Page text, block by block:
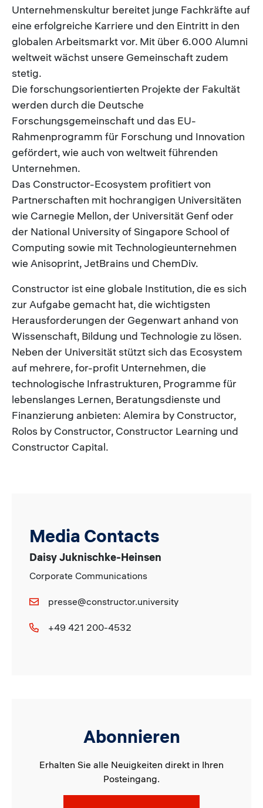
Unternehmenskultur bereitet junge Fachkräfte auf
eine erfolgreiche Karriere und den Eintritt in den
globalen Arbeitsmarkt vor. Mit über 6.000 Alumni
weltweit wächst unsere Gemeinschaft zudem
stetig.
Die forschungsorientierten Projekte der Fakultät
werden durch die Deutsche
Forschungsgemeinschaft und das EU-
Rahmenprogramm für Forschung und Innovation
gefördert, wie auch von weltweit führenden
Unternehmen.
Das Constructor-Ecosystem profitiert von
Partnerschaften mit hochrangigen Universitäten
wie Carnegie Mellon, der Universität Genf oder
der National University of Singapore School of
Computing sowie mit Technologieunternehmen
wie Anisoprint, JetBrains und ChemDiv.
Constructor ist eine globale Institution, die es sich
zur Aufgabe gemacht hat, die wichtigsten
Herausforderungen der Gegenwart anhand von
Wissenschaft, Bildung und Technologie zu lösen.
Neben der Universität stützt sich das Ecosystem
auf mehrere, for-profit Unternehmen, die
technologische Infrastrukturen, Programme für
lebenslanges Lernen, Beratungsdienste und
Finanzierung anbieten: Alemira by Constructor,
Rolos by Constructor, Constructor Learning und
Constructor Capital.
Media Contacts
Daisy Juknischke-Heinsen
Corporate Communications
presse@constructor.university
+49 421 200-4532
Abonnieren
Erhalten Sie alle Neuigkeiten direkt in Ihren
Posteingang.